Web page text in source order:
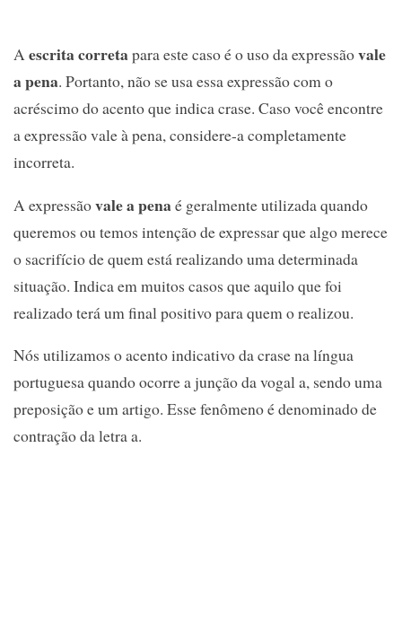
Aescrita corretapara este caso é o uso da expressãovale
a pena. Portanto, não se usa essa expressão com o
acréscimo do acento que indica crase. Caso você encontre
a expressão vale à pena, considere-a completamente
incorreta.
A expressãovale a penaé geralmente utilizada quando
queremos ou temos intenção de expressar que algo merece
o sacrifício de quem está realizando uma determinada
situação. Indica em muitos casos que aquilo que foi
realizado terá um final positivo para quem o realizou.
Nós utilizamos o acento indicativo da crase na língua
portuguesa quando ocorre a junção da vogal a, sendo uma
preposição e um artigo. Esse fenômeno é denominado de
contração da letra a.